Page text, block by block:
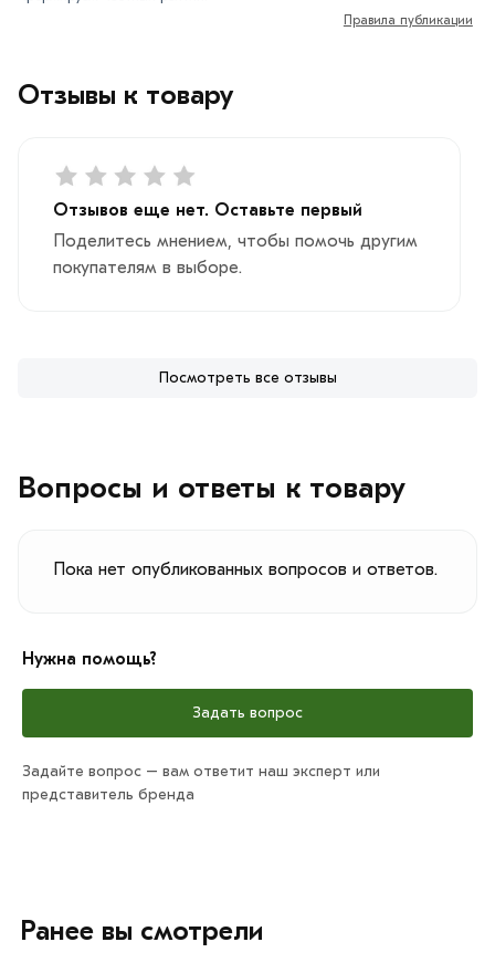
Отзывы к товару
Отзывов еще нет. Оставьте первый
Поделитесь мнением, чтобы помочь другим
покупателям в выборе.
Посмотреть все отзывы
Правила публикации
Вопросы и ответы к товару
Пока нет опубликованных вопросов и ответов.
Нужна помощь?
Задать вопрос
Задайте вопрос – вам ответит наш эксперт или
представитель бренда
Ранее вы смотрели